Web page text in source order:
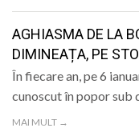
AGHIASMA DE LA
DIMINEAȚA, PE
În fiecare an, pe 6
cunoscut în popor sub
MAI MULT →